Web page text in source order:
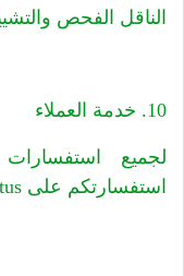
الناقل الفحص
10. خدمة العملاء
لجميع
استفسارتكم على https://24dokan.com/contactus